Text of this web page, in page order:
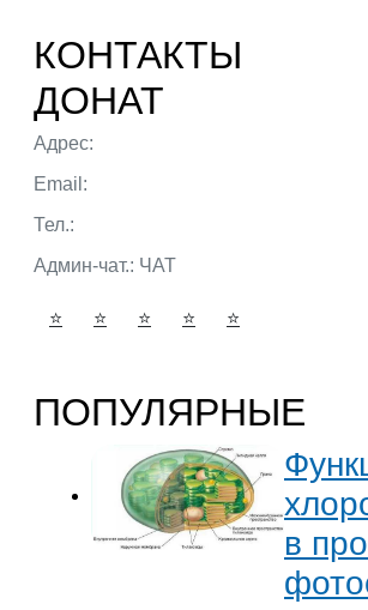
КОНТАКТЫ
ДОНАТ
Адрес:
Email:
Тел.:
Админ-чат.: ЧАТ
⭐ ⭐ ⭐ ⭐ ⭐
ПОПУЛЯРНЫЕ
в